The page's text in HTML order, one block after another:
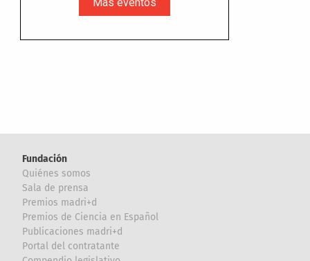
Fundación
Quiénes somos
Sala de prensa
Premios madri+d
Premios de Ciencia en Español
Publicaciones madri+d
Portal del contratante